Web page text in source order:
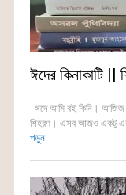
ঈদের কিনাকাটি ||
ঈদে আমি বই কিনি। আজিজ
শিহরণ। এসব আজও একটু একটু
পড়ুন